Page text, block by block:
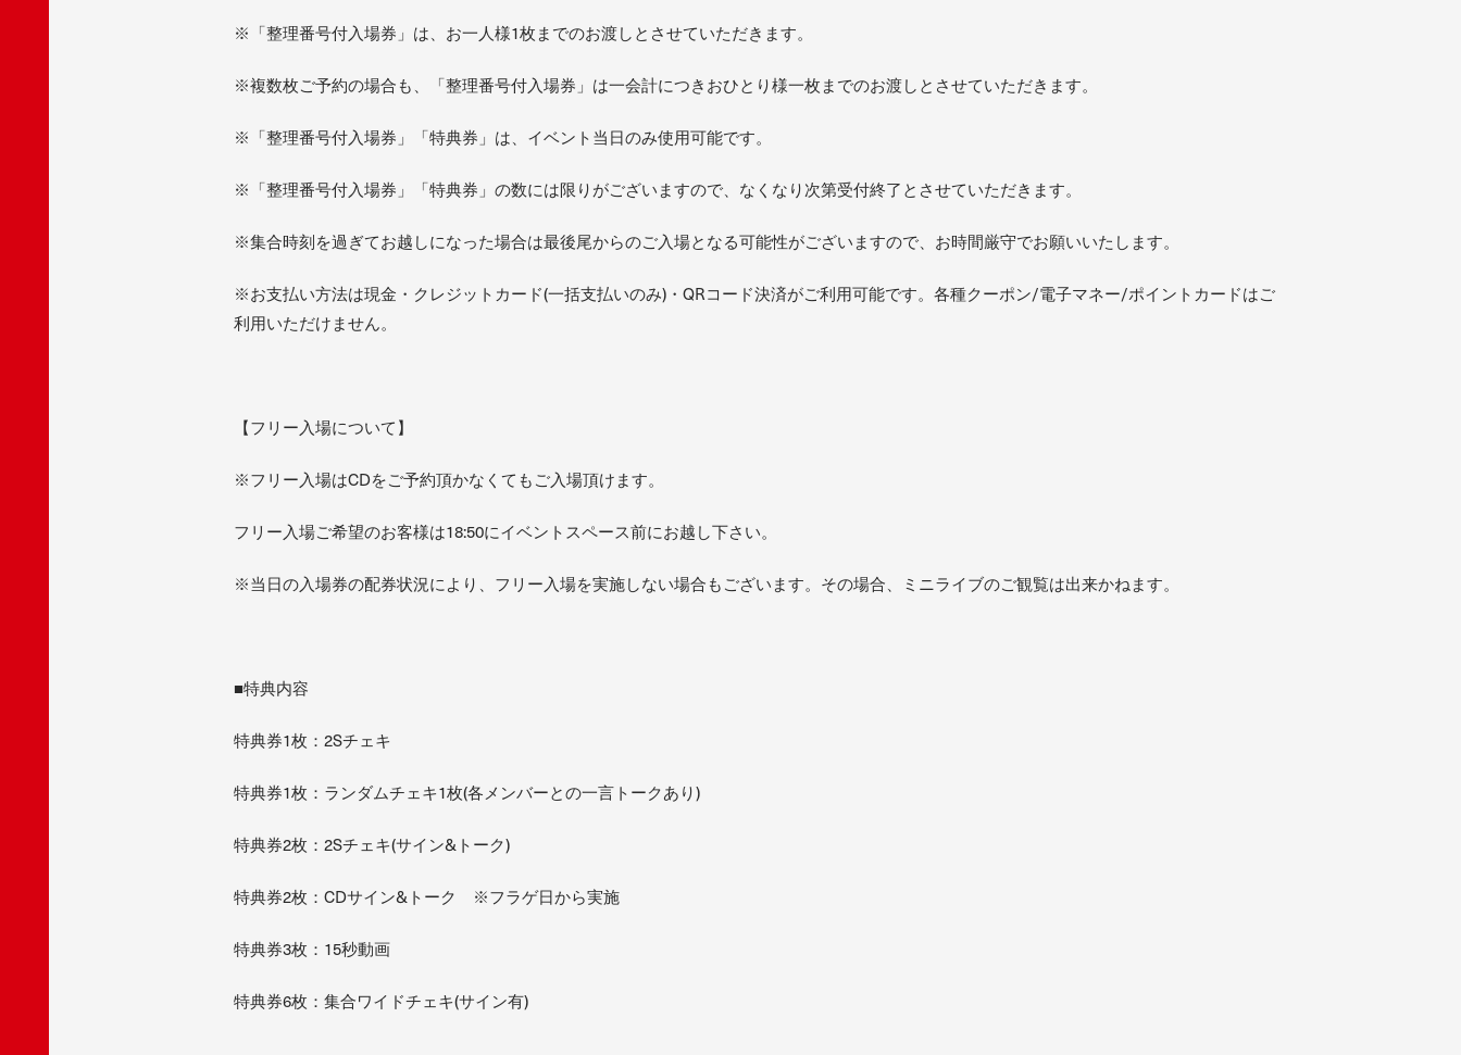
※「整理番号付入場券」は、お一人様1枚までのお渡しとさせていただきます。
※複数枚ご予約の場合も、「整理番号付入場券」は一会計につきおひとり様一枚までのお渡しとさせていただきます。
※「整理番号付入場券」「特典券」は、イベント当日のみ使用可能です。
※「整理番号付入場券」「特典券」の数には限りがございますので、なくなり次第受付終了とさせていただきます。
※集合時刻を過ぎてお越しになった場合は最後尾からのご入場となる可能性がございますので、お時間厳守でお願いいたします。
※お支払い方法は現金・クレジットカード(一括支払いのみ)・QRコード決済がご利用可能です。各種クーポン/電子マネー/ポイントカードはご
利用いただけません。
【フリー入場について】
※フリー入場はCDをご予約頂かなくてもご入場頂けます。
フリー入場ご希望のお客様は18:50にイベントスペース前にお越し下さい。
※当日の入場券の配券状況により、フリー入場を実施しない場合もございます。その場合、ミニライブのご観覧は出来かねます。
■特典内容
特典券1枚：2Sチェキ
特典券1枚：ランダムチェキ1枚(各メンバーとの一言トークあり)
特典券2枚：2Sチェキ(サイン&トーク)
特典券2枚：CDサイン&トーク ※フラゲ日から実施
特典券3枚：15秒動画
特典券6枚：集合ワイドチェキ(サイン有)